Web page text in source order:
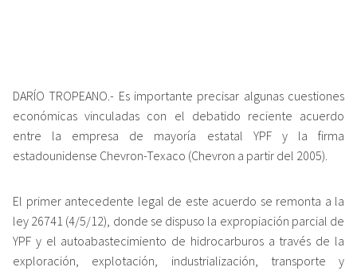
DARÍO TROPEANO.- Es importante precisar algunas cuestiones
económicas vinculadas con el debatido reciente acuerdo
entre la empresa de mayoría estatal YPF y la firma
estadounidense Chevron-Texaco (Chevron a partir del 2005).
El primer antecedente legal de este acuerdo se remonta a la
ley 26741 (4/5/12), donde se dispuso la expropiación parcial de
YPF y el autoabastecimiento de hidrocarburos a través de la
exploración, explotación, industrialización, transporte y